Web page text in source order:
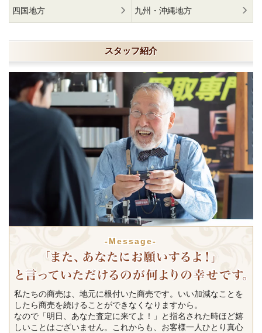
四国地方 九州・沖縄地方
スタッフ紹介
-Message-
私たちの商売は、地元に根付いた商売です。いい加減なことを
したら商売を続けることができなくなりますから。
なので「明日、あなた査定に来てよ！」と指名された時ほど嬉
しいことはございません。これからも、お客様一人ひとり真心